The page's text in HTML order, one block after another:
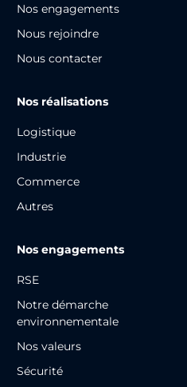
Nos engagements
Nous rejoindre
Nous contacter
Nos réalisations
Logistique
Industrie
Commerce
Autres
Nos engagements
RSE
Notre démarche
environnementale
Nos valeurs
Sécurité